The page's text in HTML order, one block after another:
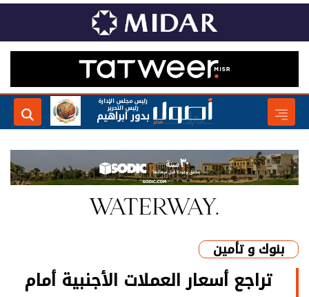
رئيس مجلس الإدارة
رئيس التحرير
بدور ابراهيم
بنوك و تأمين
تراجع أسعار العملات الأجنبية أمام